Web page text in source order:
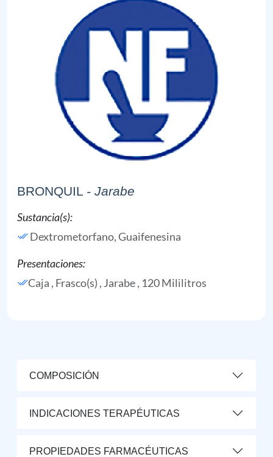
BRONQUIL - Jarabe
Sustancia(s):
Dextrometorfano,Guaifenesina
Presentaciones:
Caja , Frasco(s) , Jarabe , 120 Mililitros
COMPOSICIÓN
INDICACIONES TERAPÉUTICAS
PROPIEDADES FARMACÉUTICAS